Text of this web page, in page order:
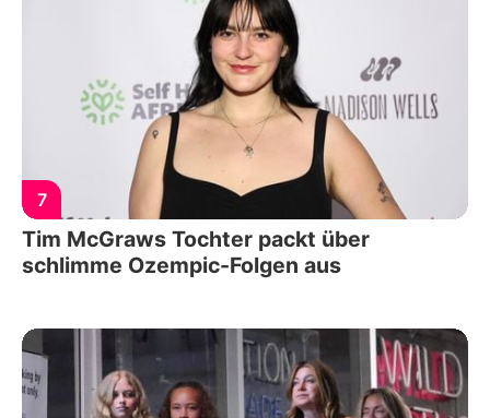
7
Tim McGraws Tochter packt über
schlimme Ozempic-Folgen aus